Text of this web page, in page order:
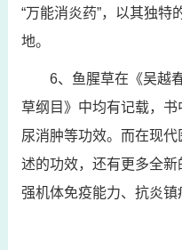
“万能消炎药”，以其独特
地。
6、鱼腥草在《吴越
草纲目》中均有记载，
尿消肿等功效。而在现
述的功效，还有更多全
强机体免疫能力、抗炎镇